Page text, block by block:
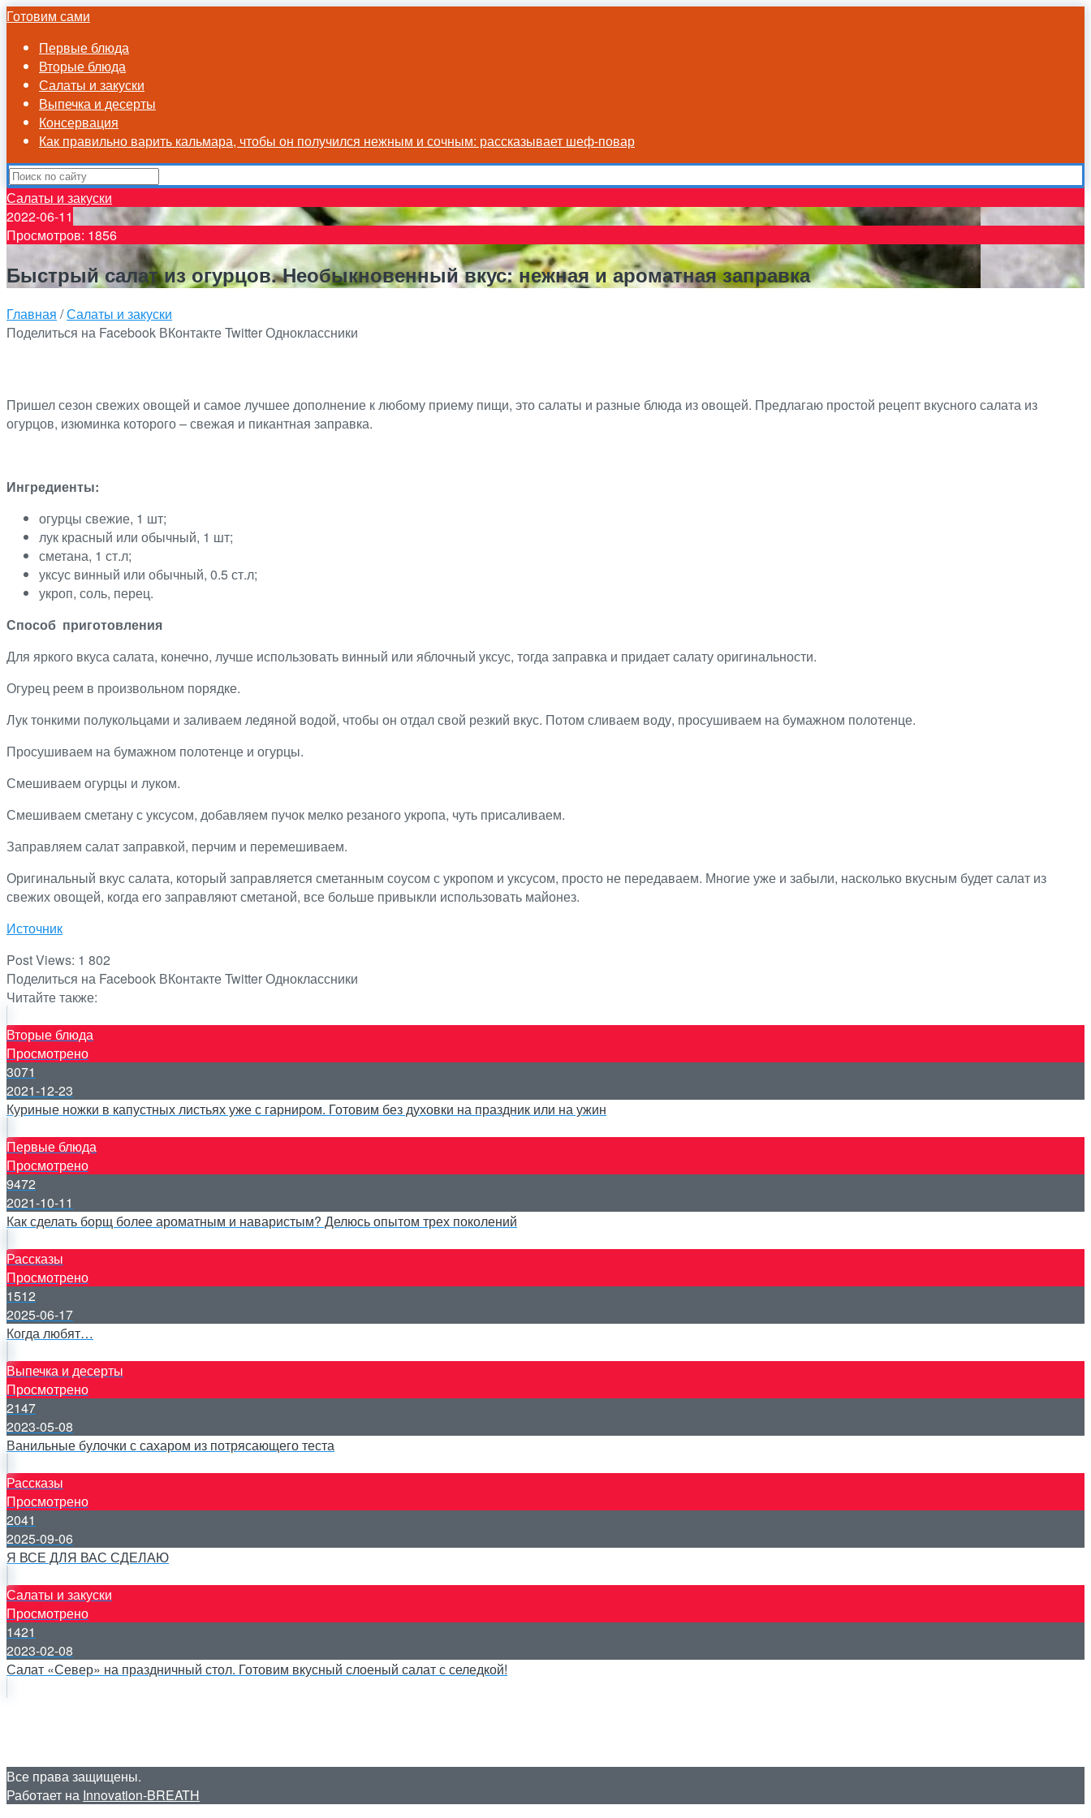
Готовим сами
Первые блюда
Вторые блюда
Салаты и закуски
Выпечка и десерты
Консервация
Как правильно варить кальмара, чтобы он получился нежным и сочным: рассказывает шеф-повар
Салаты и закуски
2022-06-11
Просмотров: 1856
Быстрый салат из огурцов. Необыкновенный вкус: нежная и ароматная заправка
Главная /Салаты и закуски
Поделиться на Facebook ВКонтактеTwitterОдноклассники
Пришел сезон свежих овощей и самое лучшее дополнение к любому приему пищи, это салаты и разные блюда из овощей. Предлагаю простой рецепт вкусного салата из
огурцов, изюминка которого – свежая и пикантная заправка.
Ингредиенты:
огурцы свежие, 1 шт;
лук красный или обычный, 1 шт;
сметана, 1 ст.л;
уксус винный или обычный, 0.5 ст.л;
укроп, соль, перец.
Способ приготовления
Для яркого вкуса салата, конечно, лучше использовать винный или яблочный уксус, тогда заправка и придает салату оригинальности.
Огурец реем в произвольном порядке.
Лук тонкими полукольцами и заливаем ледяной водой, чтобы он отдал свой резкий вкус. Потом сливаем воду, просушиваем на бумажном полотенце.
Просушиваем на бумажном полотенце и огурцы.
Смешиваем огурцы и луком.
Смешиваем сметану с уксусом, добавляем пучок мелко резаного укропа, чуть присаливаем.
Заправляем салат заправкой, перчим и перемешиваем.
Оригинальный вкус салата, который заправляется сметанным соусом с укропом и уксусом, просто не передаваем. Многие уже и забыли, насколько вкусным будет салат из
свежих овощей, когда его заправляют сметаной, все больше привыкли использовать майонез.
Источник
Post Views: 1 802
Поделиться на Facebook ВКонтактеTwitterОдноклассники
Читайте также:
Вторые блюда
Просмотрено
3071
2021-12-23
Куриные ножки в капустных листьях уже с гарниром. Готовим без духовки на праздник или на ужин
Первые блюда
Просмотрено
9472
2021-10-11
Как сделать борщ более ароматным и наваристым? Делюсь опытом трех поколений
Рассказы
Просмотрено
1512
2025-06-17
Когда любят…
Выпечка и десерты
Просмотрено
2147
2023-05-08
Ванильные булочки с сахаром из потрясающего теста
Рассказы
Просмотрено
2041
2025-09-06
Я ВСЕ ДЛЯ ВАС СДЕЛАЮ
Салаты и закуски
Просмотрено
1421
2023-02-08
Салат «Север» на праздничный стол. Готовим вкусный слоеный салат с селедкой!
Все права защищены.
Работает на Innovation-BREATH